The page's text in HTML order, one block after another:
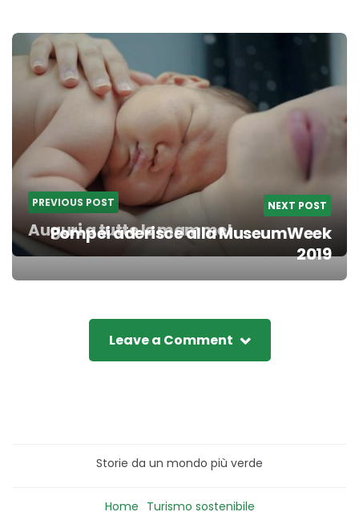
Post
navigation
PREVIOUS POST
Auguri a tutte le mamme!
NEXT POST
Pompei aderisce alla MuseumWeek
2019
Leave a Comment
Storie da un mondo più verde
Home Turismo sostenibile